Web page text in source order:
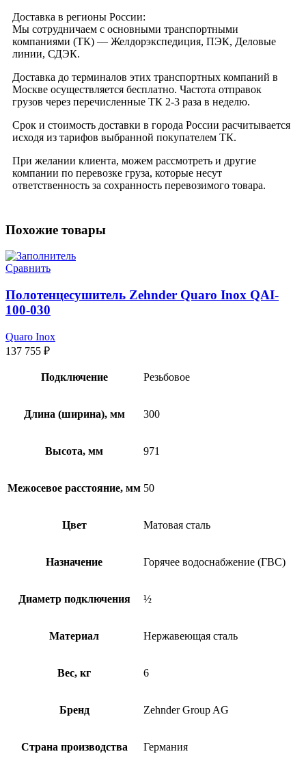
Доставка в регионы России:
Мы сотрудничаем с основными транспортными
компаниями (ТК) — Желдорэкспедиция, ПЭК, Деловые
линии, СДЭК.
Доставка до терминалов этих транспортных компаний в
Москве осуществляется бесплатно. Частота отправок
грузов через перечисленные ТК 2-3 раза в неделю.
Срок и стоимость доставки в города России расчитывается
исходя из тарифов выбранной покупателем ТК.
При желании клиента, можем рассмотреть и другие
компании по перевозке груза, которые несут
ответственность за сохранность перевозимого товара.
Похожие товары
Сравнить
Полотенцесушитель Zehnder Quaro Inox QAI-
100-030
Quaro Inox
137 755 ₽
Подключение Резьбовое
Длина (ширина), мм 300
Высота, мм 971
Межосевое расстояние, мм 50
Цвет Матовая сталь
Назначение Горячее водоснабжение (ГВС)
Диаметр подключения ½
Материал Нержавеющая сталь
Вес, кг 6
Бренд Zehnder Group AG
Страна производства Германия